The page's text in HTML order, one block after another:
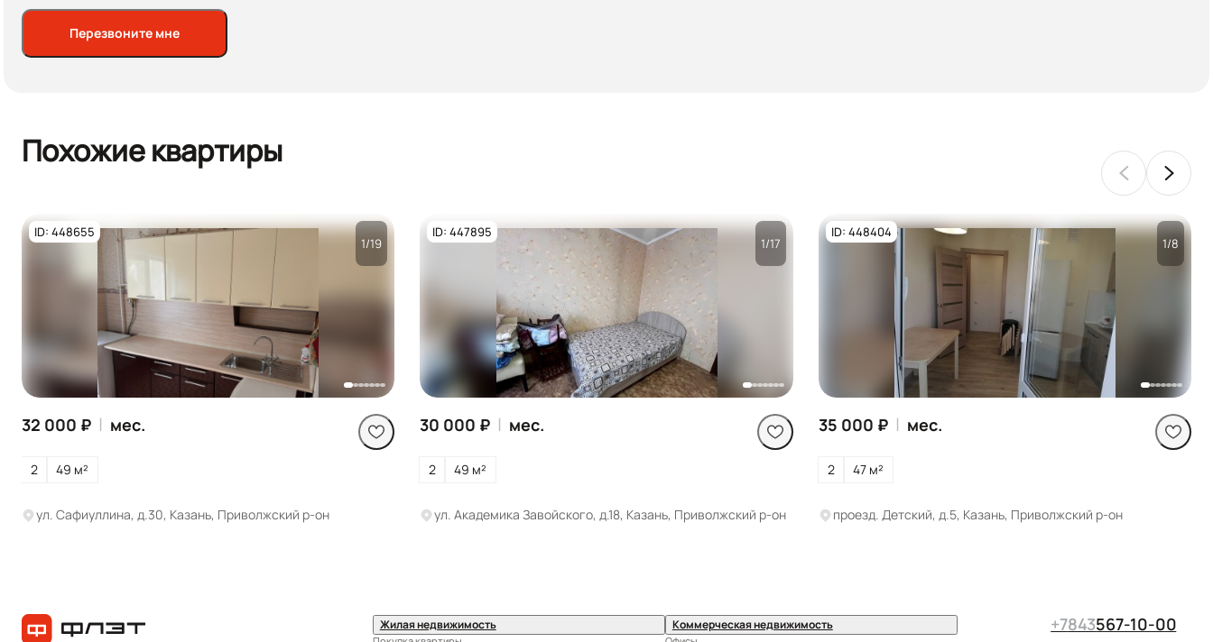
Перезвоните мне
Похожие квартиры
Посмотреть все
ID: 448655
1/19
32 000 ₽ | мес.
2 49 м²
ул. Сафиуллина, д.30, Казань, Приволжский р-он
Посмотреть все
фото
ID: 447895
1/17
30 000 ₽ | мес.
2 49 м²
ул. Академика Завойского, д.18, Казань, Приволжский р-он
Посмотреть все
фото
ID: 448404
1/8
35 000 ₽ | мес.
2 47 м²
проезд. Детский, д.5, Казань, Приволжский р-он
Жилая недвижимость Коммерческая недвижимость +7843567-10-00